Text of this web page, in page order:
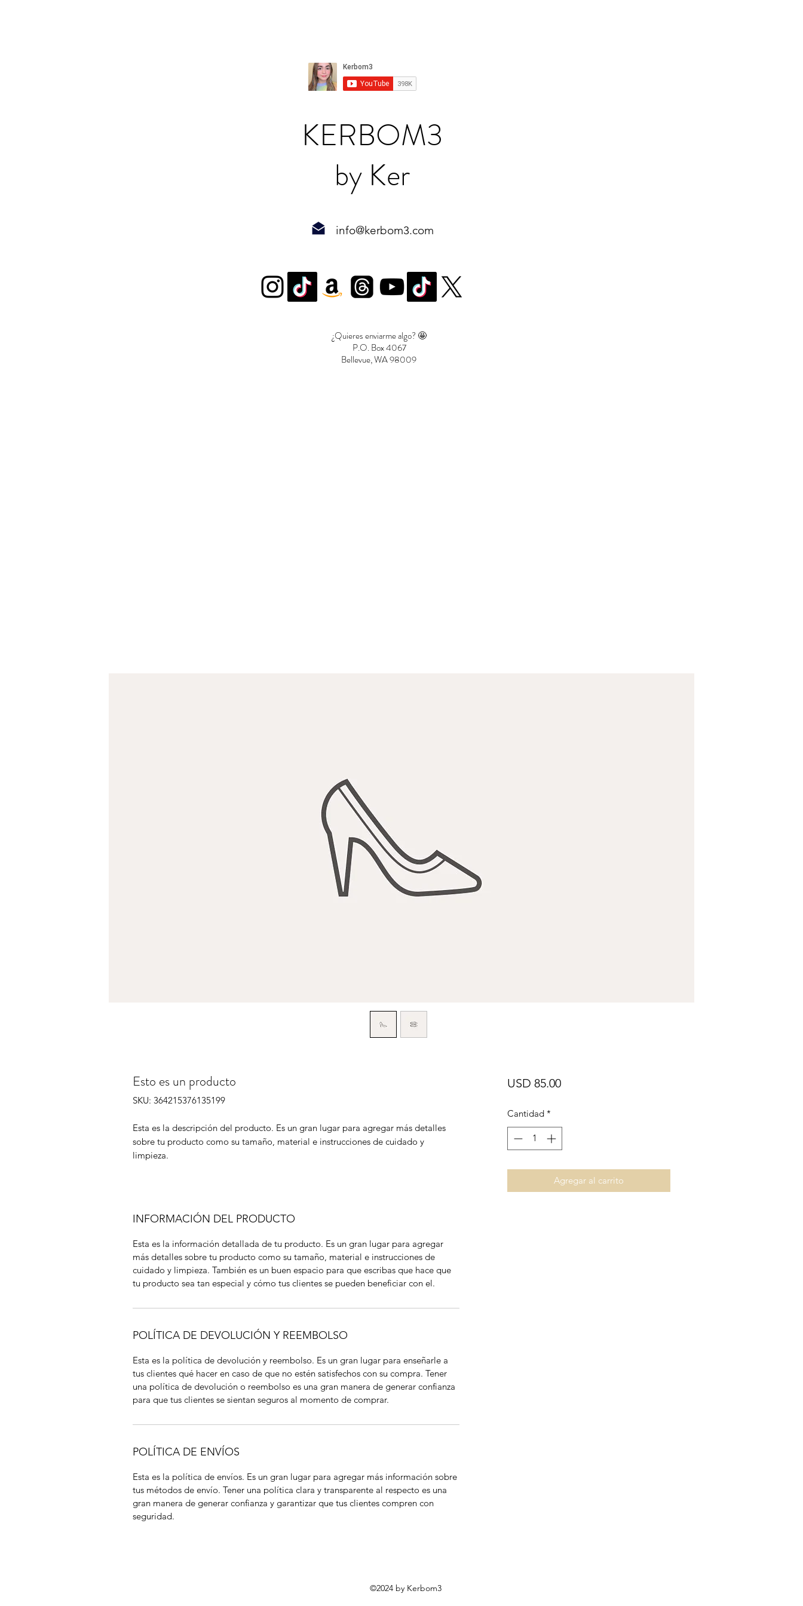
KERBOM3
by Ker
info@kerbom3.com
¿Quieres enviarme algo? 🤩
P.O. Box 4067
Bellevue, WA 98009
Esto es un producto
SKU: 364215376135199
Esta es la descripción del producto. Es un gran lugar para agregar más detalles
sobre tu producto como su tamaño, material e instrucciones de cuidado y
limpieza.
INFORMACIÓN DEL PRODUCTO
Esta es la información detallada de tu producto. Es un gran lugar para agregar
más detalles sobre tu producto como su tamaño, material e instrucciones de
cuidado y limpieza. También es un buen espacio para que escribas que hace que
tu producto sea tan especial y cómo tus clientes se pueden beneficiar con el.
POLÍTICA DE DEVOLUCIÓN Y REEMBOLSO
Esta es la política de devolución y reembolso. Es un gran lugar para enseñarle a
tus clientes qué hacer en caso de que no estén satisfechos con su compra. Tener
una política de devolución o reembolso es una gran manera de generar confianza
para que tus clientes se sientan seguros al momento de comprar.
POLÍTICA DE ENVÍOS
Esta es la política de envíos. Es un gran lugar para agregar más información sobre
tus métodos de envío. Tener una política clara y transparente al respecto es una
gran manera de generar confianza y garantizar que tus clientes compren con
seguridad.
USD 85.00Precio
Cantidad *
Agregar al carrito
©2024 by Kerbom3